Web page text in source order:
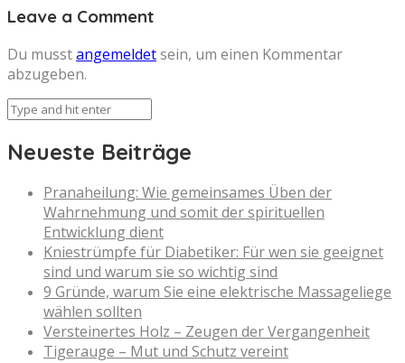
Leave a Comment
Du musstangemeldetsein, um einen Kommentar
abzugeben.
Neueste Beiträge
Pranaheilung: Wie gemeinsames Üben der
Wahrnehmung und somit der spirituellen
Entwicklung dient
Kniestrümpfe für Diabetiker: Für wen sie geeignet
sind und warum sie so wichtig sind
9 Gründe, warum Sie eine elektrische Massageliege
wählen sollten
Versteinertes Holz – Zeugen der Vergangenheit
Tigerauge – Mut und Schutz vereint